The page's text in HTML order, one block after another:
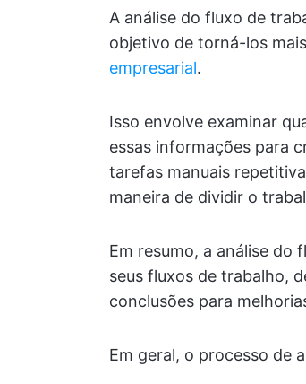
A análise do fluxo de
objetivo de torná-los
empresarial.
Isso envolve examinar
essas informações para
tarefas manuais
maneira de dividir o
Em resumo, a análise do
seus fluxos de trabalho,
conclusões para
Em geral, o processo de